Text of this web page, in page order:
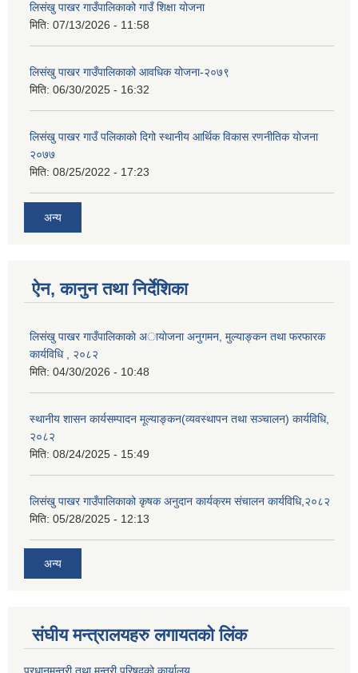
लिसंखु पाखर गाउँपालिकाको गाउँ शिक्षा योजना
मिति: 07/13/2026 - 11:58
लिसंखु पाखर गाउँपालिकाको आवधिक योजना-२०७९
मिति: 06/30/2025 - 16:32
लिसंखु पाखर गाउँ पलिकाको दिगो स्थानीय आर्थिक विकास रणनीतिक योजना
२०७७
मिति: 08/25/2022 - 17:23
अन्य
ऐन, कानुन तथा निर्देशिका
लिसंखु पाखर गाउँपालिकाकाे अायाेजना अनुगमन, मुल्याङ्कन तथा फरफारक
कार्यविधि , २०८२
मिति: 04/30/2026 - 10:48
स्थानीय शासन कार्यसम्पादन मूल्याङ्कन(व्यवस्थापन तथा सञ्चालन) कार्यविधि,
२०८२
मिति: 08/24/2025 - 15:49
लिसंखु पाखर गाउँपालिकाको कृषक अनुदान कार्यक्रम संचालन कार्यविधि,२०८२
मिति: 05/28/2025 - 12:13
अन्य
संघीय मन्त्रालयहरु लगायतको लिंक